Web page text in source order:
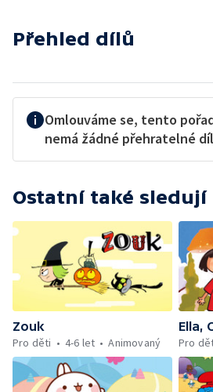
Přehled dílů
Omlouváme se, tento
nemá žádné přehratelné
Ostatní také sledují
Zouk
Pro děti
4-6 let Animovaný
Ella,
Pro